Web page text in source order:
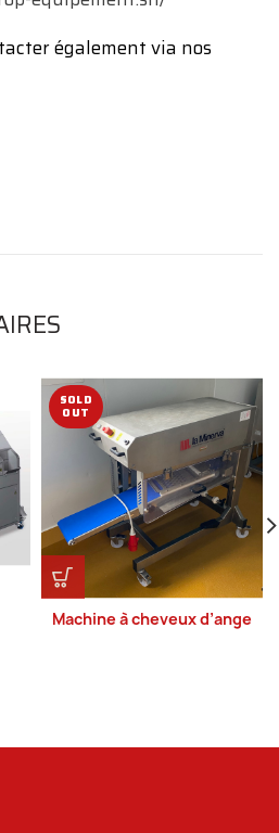
également via nos
SOLD
OUT
Machine à cheveux d’ange